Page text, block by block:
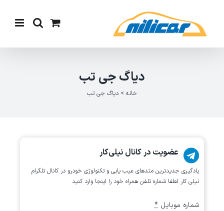
content
دیاگ جی تب
خانه > دیاگ جی تب
عضویت در کانال نیلی‌کار
یادگیری جدیدترین متد‌های عیب یابی‌ و تکنولوژی خودرو در کانال تلگرام
نیلی کار لطفا شماره تلفن همراه خود را اینجا وارد کنید
شماره موبایل *